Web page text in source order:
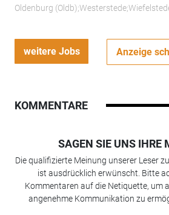
Oldenburg
weitere Jobs Anzeige
KOMMENTARE
SAGEN SIE UNS IHRE
Die qualifizierte Meinung unserer Leser
ist ausdrücklich erwünscht. Bitte
Kommentaren auf die Netiquette, um
angenehme Kommunikation zu